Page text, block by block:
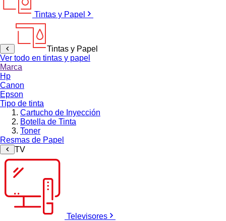
Tintas y Papel
Tintas y Papel
Ver todo en tintas y papel
Marca
Hp
Canon
Epson
Tipo de tinta
Cartucho de Inyección
Botella de Tinta
Toner
Resmas de Papel
TV
Televisores